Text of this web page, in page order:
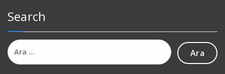
Search
Arama: